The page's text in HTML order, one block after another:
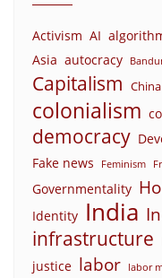
Activism AI
Asia autocracy
Capitalism China
colonialism
democracy
Fake news Feminism
Governmentality
Identity India
infrastructure
justice labor labor